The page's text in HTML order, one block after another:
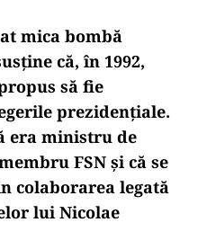
mica bombă
că, în 1992,
să fie
prezidențiale.
era ministru de
FSN și că se
colaborarea legată
lui Nicolae